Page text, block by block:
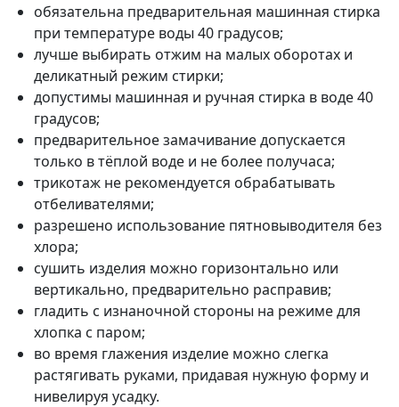
обязательна предварительная машинная стирка
при температуре воды 40 градусов;
лучше выбирать отжим на малых оборотах и
деликатный режим стирки;
допустимы машинная и ручная стирка в воде 40
градусов;
предварительное замачивание допускается
только в тёплой воде и не более получаса;
трикотаж не рекомендуется обрабатывать
отбеливателями;
разрешено использование пятновыводителя без
хлора;
сушить изделия можно горизонтально или
вертикально, предварительно расправив;
гладить с изнаночной стороны на режиме для
хлопка с паром;
во время глажения изделие можно слегка
растягивать руками, придавая нужную форму и
нивелируя усадку.